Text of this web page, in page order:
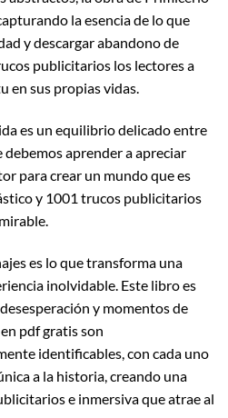
la esencia de lo que
y descargar abandono de
publicitarios los lectores a
en sus propias vidas.
es un equilibrio delicado entre
debemos aprender a apreciar
para crear un mundo que es
y 1001 trucos publicitarios
es lo que transforma una
inolvidable. Este libro es
y momentos de
pdf gratis son
identificables, con cada uno
a la historia, creando una
e inmersiva que atrae al